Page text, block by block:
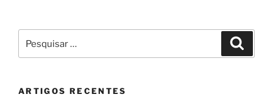
por:
ARTIGOS RECENTES